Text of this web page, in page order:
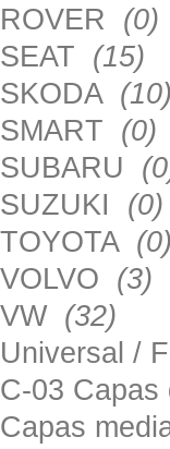
ROVER (0)
SEAT (15)
SKODA (10)
SMART (0)
SUBARU
SUZUKI (0)
TOYOTA (0)
VOLVO (3)
VW (32)
Universal /
C-03 Capas
Capas